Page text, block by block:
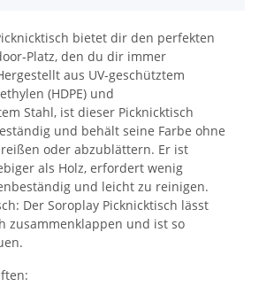
bietet dir den perfekten
Platz, den du dir immer
aus UV-geschütztem
(HDPE) und
Stahl, ist dieser Picknicktisch
und behält seine Farbe ohne
oder abzublättern. Er ist
als Holz, erfordert wenig
und leicht zu reinigen.
Der Soroplay Picknicktisch lässt
zusammenklappen und ist so